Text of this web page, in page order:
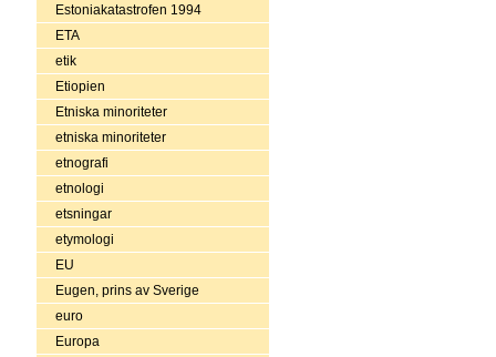
Estoniakatastrofen 1994
ETA
etik
Etiopien
Etniska minoriteter
etniska minoriteter
etnografi
etnologi
etsningar
etymologi
EU
Eugen, prins av Sverige
euro
Europa